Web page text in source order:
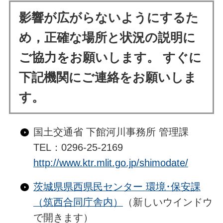
影響が広がらないようにするた
め，正確な場所と状況の説明に
ご協力をお願いします。 すぐに
下記機関にご連絡をお願いしま
す。
国土交通省 下館河川事務所 管理課
TEL：0296-25-2169
http://www.ktr.mlit.go.jp/shimodate/
茨城県県西県民センター 環境･保安課
（筑西合同庁舎内）
（新しいウインドウ
で開きます）